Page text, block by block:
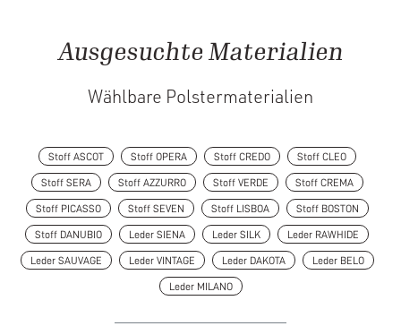
Ausgesuchte Materialien
Wählbare Polstermaterialien
Stoff ASCOT Stoff OPERA Stoff CREDO Stoff CLEO
Stoff SERA Stoff AZZURRO Stoff VERDE Stoff CREMA
Stoff PICASSO Stoff SEVEN Stoff LISBOA Stoff BOSTON
Stoff DANUBIO Leder SIENA Leder SILK Leder RAWHIDE
Leder SAUVAGE Leder VINTAGE Leder DAKOTA Leder BELO
Leder MILANO